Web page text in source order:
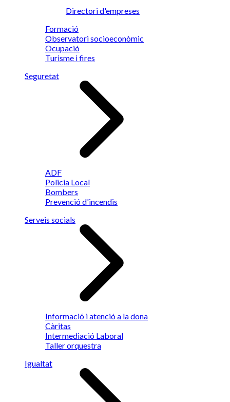
Directori d'empreses
Formació
Observatori socioeconòmic
Ocupació
Turisme i fires
Seguretat
ADF
Policia Local
Bombers
Prevenció d'incendis
Serveis socials
Informació i atenció a la dona
Càritas
Intermediació Laboral
Taller orquestra
Igualtat